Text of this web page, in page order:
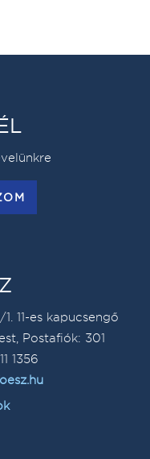
11-es kapucsengő
Postafiók: 301
1356